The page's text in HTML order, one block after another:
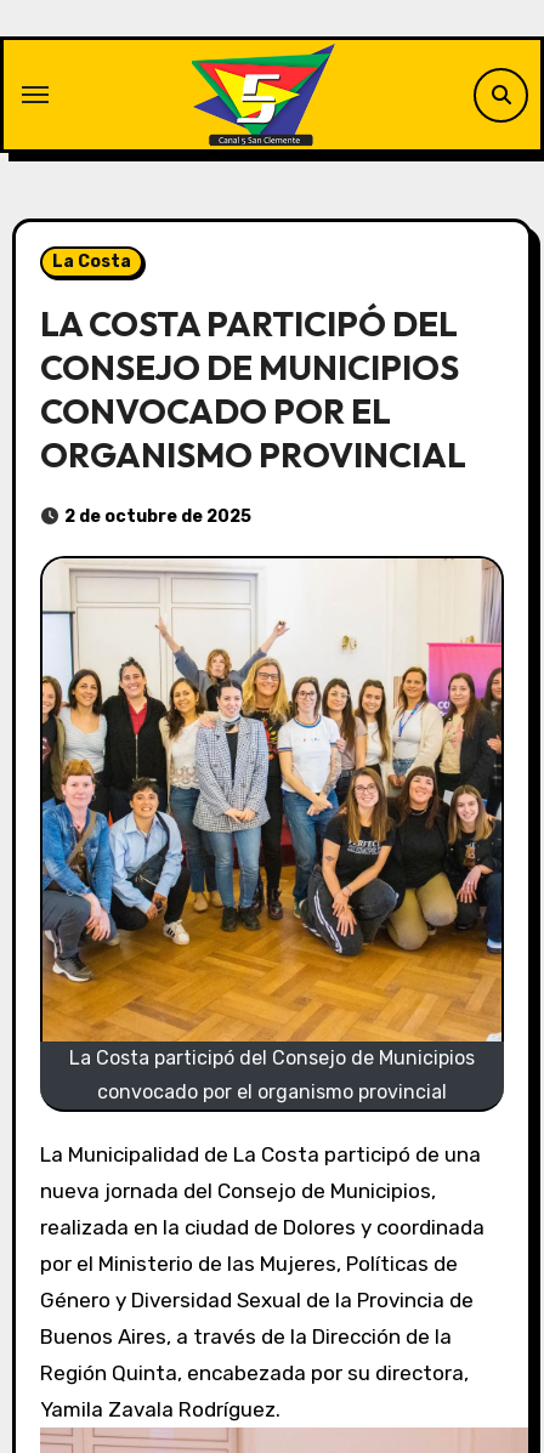
contenido
La Costa
LA COSTA PARTICIPÓ DEL
CONSEJO DE MUNICIPIOS
CONVOCADO POR EL
ORGANISMO PROVINCIAL
2 de octubre de 2025
La Costa participó del Consejo de Municipios
convocado por el organismo provincial
La Municipalidad de La Costa participó de una
nueva jornada del Consejo de Municipios,
realizada en la ciudad de Dolores y coordinada
por el Ministerio de las Mujeres, Políticas de
Género y Diversidad Sexual de la Provincia de
Buenos Aires, a través de la Dirección de la
Región Quinta, encabezada por su directora,
Yamila Zavala Rodríguez.